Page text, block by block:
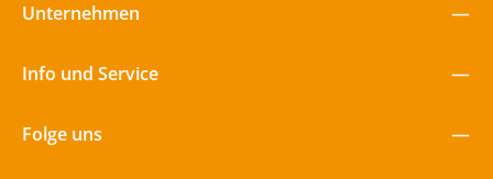
Unternehmen
Info und Service
Folge uns